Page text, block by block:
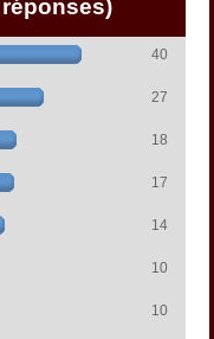
40
27
18
17
14
10
10